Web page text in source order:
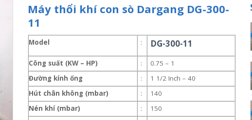
Máy thổi khí con sò Dargang DG-300-
11
Model : DG-300-11
Công suất (KW – HP) :
0.75 – 1
Đường kính ống
:
1 1/2 Inch – 40
Hút chân không (mbar)
:
140
Nén khí (mbar)
:
150